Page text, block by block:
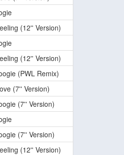
(12'' Version)
(12'' Version)
(PWL Remix)
(7'' Version)
(7'' Version)
(7'' Version)
(12'' Version)